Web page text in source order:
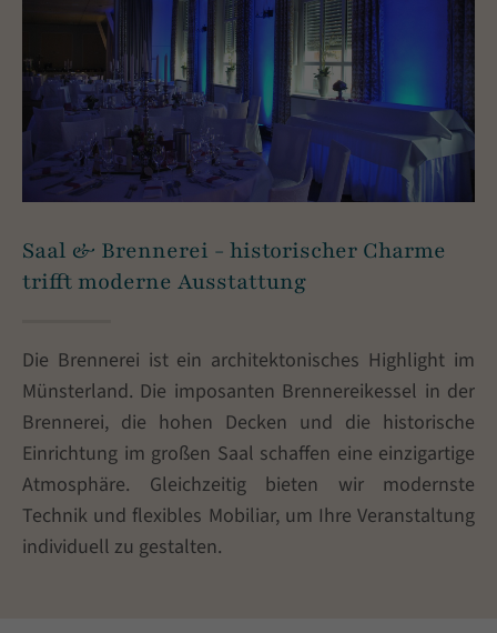
+44 1234 567 890
Drop us a line
info@yourdomain.com
About us
Lorem ipsum dolor sit amet, consectetuer
adipiscing elit.
Aenean commodo ligula eget dolor. Aenean
dis parturient montes, nascetur ridiculus mus.
Donec quam felis, ultricies nec.
Saal & Brennerei - historischer Charme
trifft moderne Ausstattung
Die Brennerei ist ein architektonisches Highlight im
Münsterland. Die imposanten Brennereikessel in der
Brennerei, die hohen Decken und die historische
Einrichtung im großen Saal schaffen eine einzigartige
Atmosphäre. Gleichzeitig bieten wir modernste
Technik und flexibles Mobiliar, um Ihre Veranstaltung
individuell zu gestalten.